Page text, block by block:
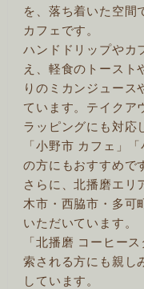
を、落ち着いた空間
カフェです。
ハンドドリップやカ
え、軽食のトースト
りのミカンジュース
ています。テイクア
ラッピングにも対応
「小野市 カフェ」
の方にもおすすめで
さらに、北播磨エリ
木市・西脇市・多可
いただいています。
「北播磨 コーヒー
索される方にも親し
しています。